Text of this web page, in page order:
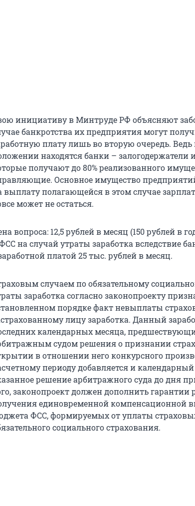
инициативу в Минтруде РФ объясняют
банкротства их предприятия могут
плату лишь во вторую очередь.
находятся банки –
получают до 80% реализованного
Основное имущество
выплату полагающейся в этом случае
может не остаться.
вопроса: 12,5 рублей в месяц (150 рублей в
на случай утраты заработка вследствие
платой 25 тыс. рублей в месяц.
случаем по обязательному
заработка согласно законопроекту
порядке факт невыплаты
лицу заработка. Данный
календарных месяца,
судом решения о признании
в отношении него конкурсного
периоду добавляется и
решение арбитражного суда до дня
законопроект должен дополнить
единовременной компенсационной
ФСС, формируемых от уплаты
социального страхования.